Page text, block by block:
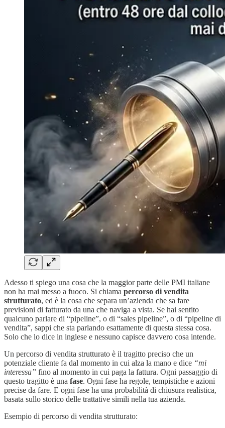
Adesso ti spiego una cosa che la maggior parte delle PMI italiane
non ha mai messo a fuoco. Si chiama percorso di vendita
strutturato, ed è la cosa che separa un’azienda che sa fare
previsioni di fatturato da una che naviga a vista. Se hai sentito
qualcuno parlare di “pipeline”, o di “sales pipeline”, o di “pipeline di
vendita”, sappi che sta parlando esattamente di questa stessa cosa.
Solo che lo dice in inglese e nessuno capisce davvero cosa intende.
Un percorso di vendita strutturato è il tragitto preciso che un
potenziale cliente fa dal momento in cui alza la mano e dice “mi
interessa” fino al momento in cui paga la fattura. Ogni passaggio di
questo tragitto è una fase. Ogni fase ha regole, tempistiche e azioni
precise da fare. E ogni fase ha una probabilità di chiusura realistica,
basata sullo storico delle trattative simili nella tua azienda.
Esempio di percorso di vendita strutturato: